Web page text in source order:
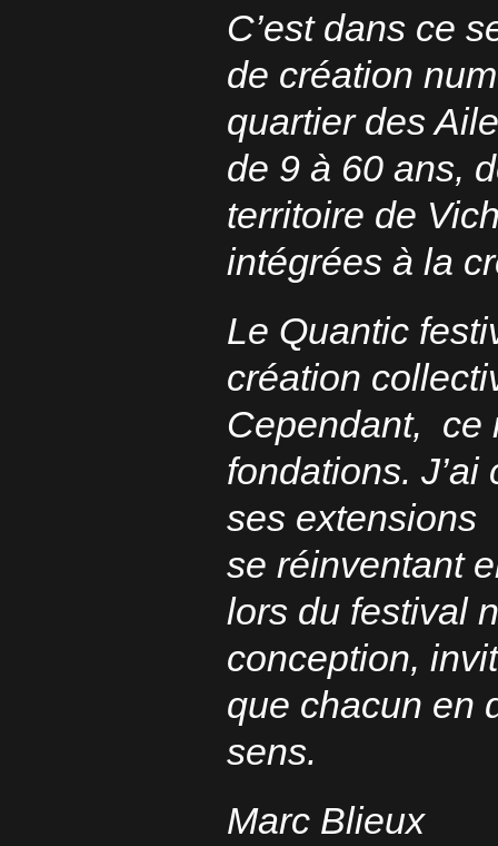
C’est dans ce
de création
quartier des
de 9 à 60 ans,
territoire de
intégrées à la
Le Quantic
création
Cependant, ce
fondations. J’ai
ses extensions
se réinventant
lors du festival
conception,
que chacun en
sens.
Marc Blieux